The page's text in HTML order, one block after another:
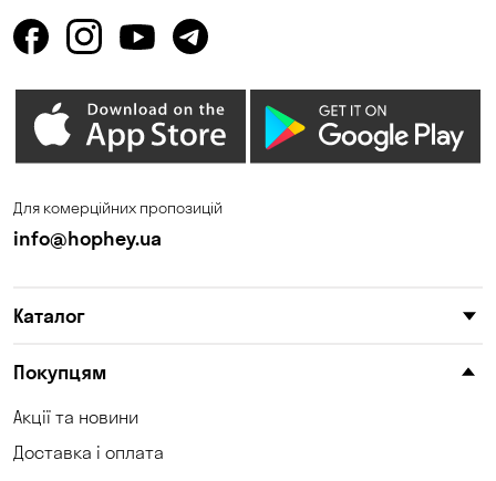
Для комерційних пропозицій
info@hophey.ua
Каталог
Покупцям
Акції та новини
Доставка і оплата